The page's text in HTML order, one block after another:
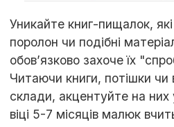
Уникайте книг-пищалок,
поролон чи подібні
обов’язково захоче їх
Читаючи книги, потішки чи
склади, акцентуйте на
віці 5-7 місяців малюк